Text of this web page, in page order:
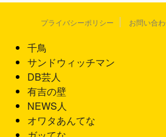
プライバシーポリシー お問い合
千鳥
サンドウィッチマン
DB芸人
有吉の壁
NEWS人
オワタあんてな